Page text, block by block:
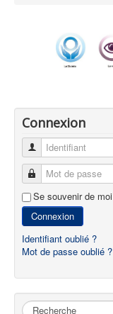
Connexion
Identifiant
Mot de passe
Se souvenir de moi
Connexion
Identifiant oublié ?
Mot de passe oublié ?
Rechercher